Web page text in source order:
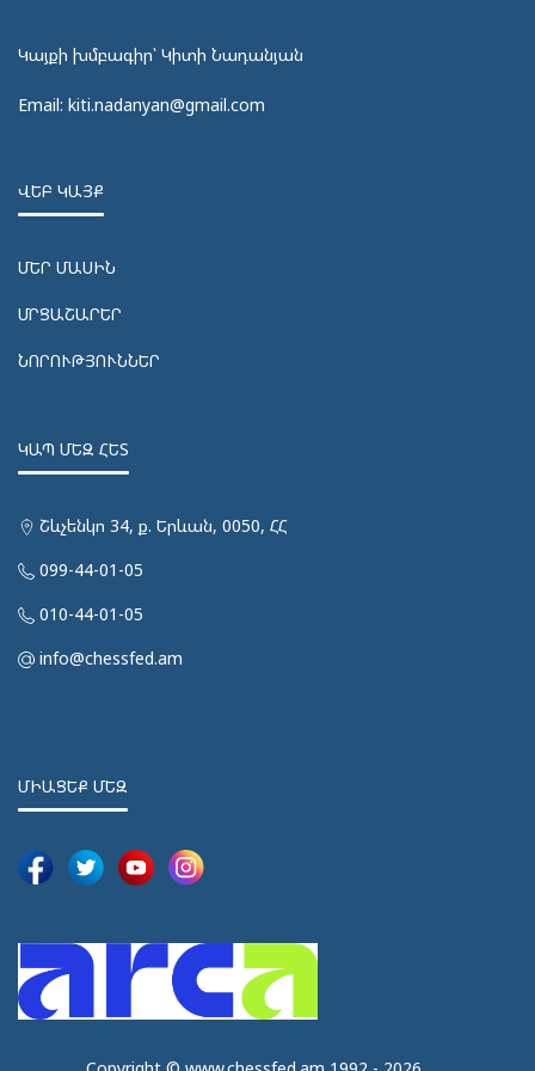
Կայքի խմբագիր՝ Կիտի Նադանյան
Email: kiti.nadanyan@gmail.com
ՎԵԲ ԿԱՅՔ
ՄԵՐ ՄԱՍԻՆ
ՄՐՑԱՇԱՐԵՐ
ՆՈՐՈՒԹՅՈՒՆՆԵՐ
ԿԱՊ ՄԵԶ ՀԵՏ
Շևչենկո 34, ք. Երևան, 0050, ՀՀ
099-44-01-05
010-44-01-05
info@chessfed.am
ՄԻԱՑԵՔ ՄԵԶ